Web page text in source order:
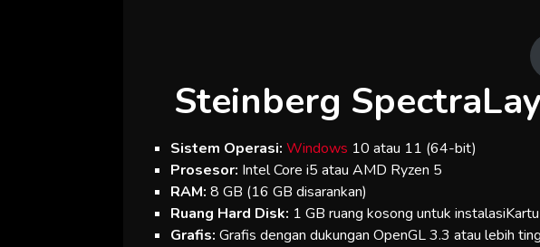
Steinberg
Sistem Operasi:Windows 10 atau 11 (64-bit)
Prosesor: Intel Core i5 atau AMD Ryzen 5
RAM: 8 GB (16 GB disarankan)
Ruang Hard Disk: 1 GB ruang kosong untuk instalasiKartu
Grafis:Grafis dengan dukungan OpenGL 3.3 atau lebih